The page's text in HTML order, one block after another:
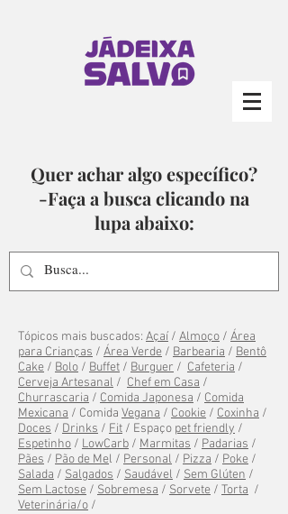
Quer achar algo específico?
-Faça a busca clicando na
lupa abaixo:
Tópicos mais buscados: Açaí / Almoço / Área
para Crianças / Área Verde / Barbearia / Bentô
Cake / Bolo / Buffet / Burguer / Cafeteria /
Cerveja Artesanal / Chef em Casa /
Churrascaria / Comida Japonesa / Comida
Mexicana / Comida Vegana / Cookie / Coxinha /
Doces / Drinks / Fit / Espaço pet friendly /
Espetinho / LowCarb / Marmitas / Padarias /
Pães / Pão de Mel / Personal / Pizza / Poke /
Salada / Salgados / Saudável / Sem Glúten /
Sem Lactose / Sobremesa / Sorvete / Torta /
Veterinária/o /